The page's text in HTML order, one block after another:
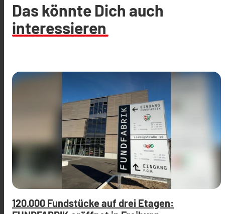
Das könnte Dich auch
interessieren
120.000 Fundstücke auf drei Etagen: